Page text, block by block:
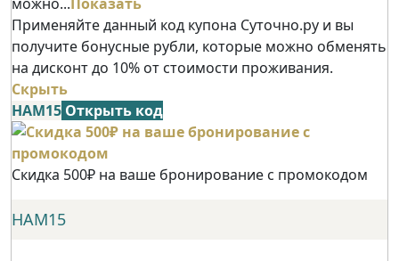
Применяйте данный код купона Суточно.ру и вы
получите бонусные рубли, которые можно обменять
на дисконт до 10% от стоимости проживания.
Скрыть
НАМ15 Открыть код
Скидка 500₽ на ваше бронирование с промокодом
НАМ15